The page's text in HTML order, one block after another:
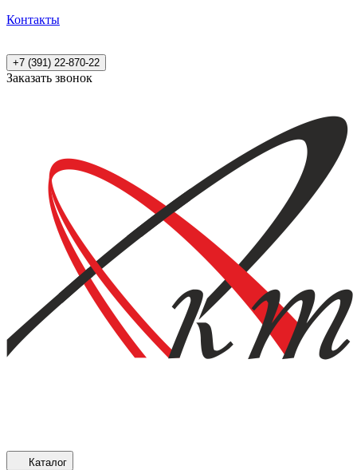
Контакты
+7 (391) 22-870-22
Заказать звонок
Каталог